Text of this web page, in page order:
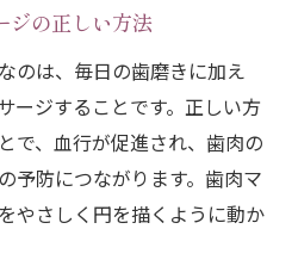
ジの正しい方法
のは、毎日の歯磨きに加え
ージすることです。正しい方
で、血行が促進され、歯肉の
予防につながります。歯肉マ
やさしく円を描くように動か